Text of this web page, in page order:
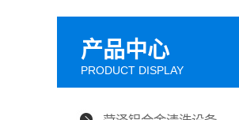
产品中心
PRODUCT DISPLAY